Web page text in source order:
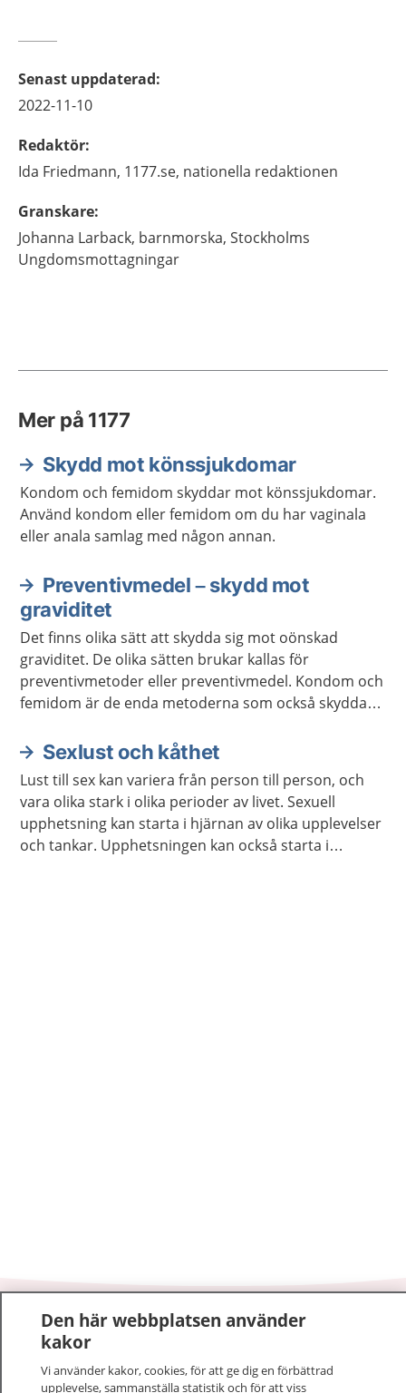
Senast uppdaterad:
2022-11-10
Redaktör:
Ida Friedmann, 1177.se, nationella redaktionen
Granskare:
Johanna Larback, barnmorska, Stockholms
Ungdomsmottagningar
Mer på 1177
Skydd mot könssjukdomar
Kondom och femidom skyddar mot könssjukdomar.
Använd kondom eller femidom om du har vaginala
eller anala samlag med någon annan.
Preventivmedel – skydd mot
graviditet
Det finns olika sätt att skydda sig mot oönskad
graviditet. De olika sätten brukar kallas för
preventivmetoder eller preventivmedel. Kondom och
femidom är de enda metoderna som också skyddar
Sexlust och kåthet
Lust till sex kan variera från person till person, och
vara olika stark i olika perioder av livet. Sexuell
upphetsning kan starta i hjärnan av olika upplevelser
och tankar. Upphetsningen kan också starta i
1177–tryggt om din hälsa och vård
På 1177.se får du råd om hälsa och information om
Den här webbplatsen använder
kakor
Vi använder kakor, cookies, för att ge dig en förbättrad
upplevelse, sammanställa statistik och för att viss